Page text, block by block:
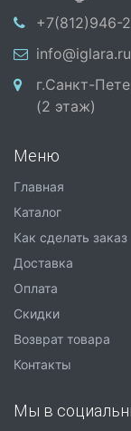
+7(812)946-
info@iglara.ru
г.Санкт-
(2 этаж)
Меню
Главная
Каталог
Как сделать заказ
Доставка
Оплата
Скидки
Возврат товара
Контакты
Мы в